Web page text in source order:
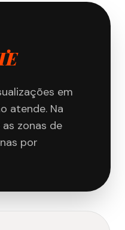
em
atende. Na
as zonas de
por